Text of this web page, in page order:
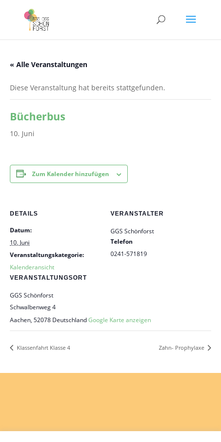
« Alle Veranstaltungen
Diese Veranstaltung hat bereits stattgefunden.
Bücherbus
10. Juni
Zum Kalender hinzufügen
DETAILS
Datum:
10. Juni
Veranstaltungskategorie:
Kalenderansicht
VERANSTALTUNGSORT
GGS Schönforst
Schwalbenweg 4
Aachen, 52078 DeutschlandGoogle Karte anzeigen
VERANSTALTER
GGS Schönforst
Telefon
0241-571819
Klassenfahrt Klasse 4 Zahn- Prophylaxe